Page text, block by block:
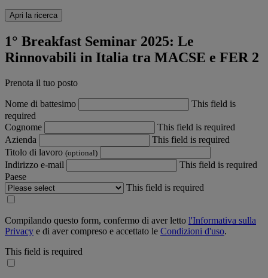
Apri la ricerca
1° Breakfast Seminar 2025: Le
Rinnovabili in Italia tra MACSE e FER 2
Prenota il tuo posto
Nome di battesimo
This field is
required
Cognome
This field is required
Azienda
This field is required
Titolo di lavoro (optional)
Indirizzo e-mail
This field is required
Paese
This field is required
Compilando questo form, confermo di aver letto l'Informativa sulla
Privacy e di aver compreso e accettato le Condizioni d'uso.
This field is required